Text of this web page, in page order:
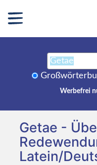
Werbefrei
Getae -
Latein/